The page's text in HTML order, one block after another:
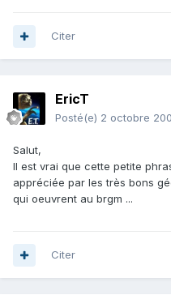
Citer
EricT
Posté(e) 2 octobre
Salut,
Il est vrai que cette petite
appréciée par les très bons
qui oeuvrent au brgm ...
Citer